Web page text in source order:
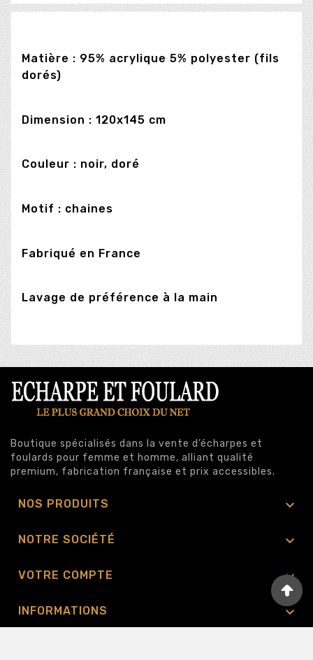
Matière : 95% acrylique 5% polyester (fils
dorés)
Dimension : 120x145 cm
Couleur : noir, doré
Motif : chaines
Fabriqué en France
Lavage de préférence à la main
Boutique spécialisés dans la vente d’écharpes et
foulards pour femme et homme, alliant qualité
premium, fabrication française et prix accessibles.
NOS PRODUITS 
NOTRE SOCIÉTÉ 
VOTRE COMPTE 
INFORMATIONS 